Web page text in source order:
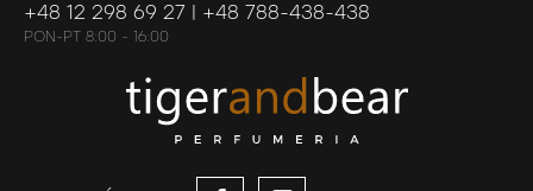
+48 12 298 69 27 | +48 788-438-438
PON-PT 8:00 - 16:00